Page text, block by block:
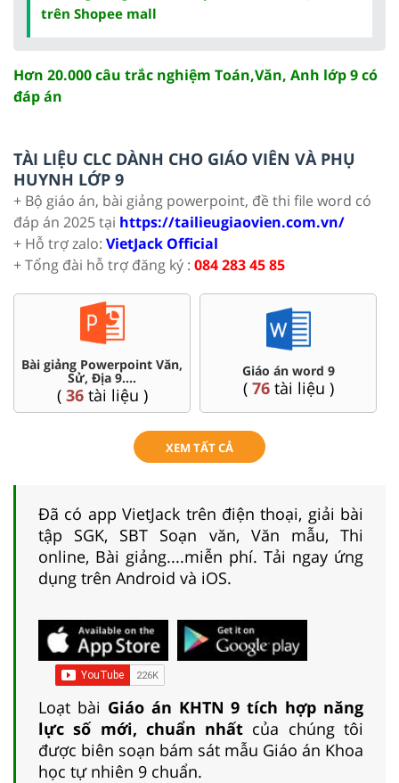
trên Shopee mall
Hơn 20.000 câu trắc nghiệm Toán,Văn, Anh lớp 9 có
đáp án
TÀI LIỆU CLC DÀNH CHO GIÁO VIÊN VÀ PHỤ
HUYNH LỚP 9
+ Bộ giáo án, bài giảng powerpoint, đề thi file word có
đáp án 2025 tại https://tailieugiaovien.com.vn/
+ Hỗ trợ zalo: VietJack Official
+ Tổng đài hỗ trợ đăng ký : 084 283 45 85
Bài giảng Powerpoint Văn,
Sử, Địa 9....
( 36tài liệu )
Giáo án word 9
( 76tài liệu )
XEM TẤT CẢ
Đã có app VietJack trên điện thoại, giải bài
tập SGK, SBT Soạn văn, Văn mẫu, Thi
online, Bài giảng....miễn phí. Tải ngay ứng
dụng trên Android và iOS.
Loạt bài Giáo án KHTN 9 tích hợp năng
lực số mới, chuẩn nhất của chúng tôi
được biên soạn bám sát mẫu Giáo án Khoa
học tự nhiên 9 chuẩn.